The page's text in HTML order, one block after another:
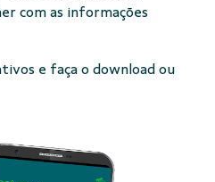
com as informações
e faça o download ou